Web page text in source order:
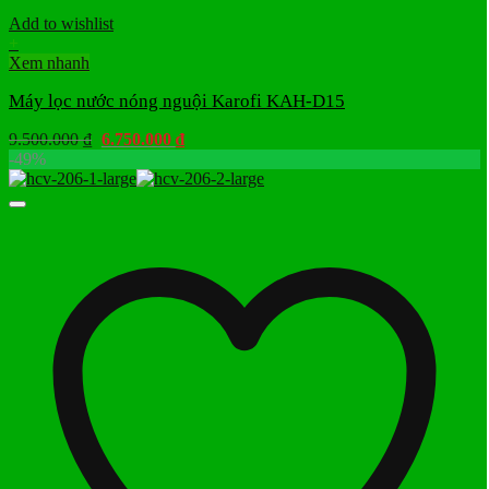
Add to wishlist
+
Xem nhanh
Máy lọc nước nóng nguội Karofi KAH-D15
9.500.000₫ Giá
là:
6.750.000 ₫Giá
tại
-49%